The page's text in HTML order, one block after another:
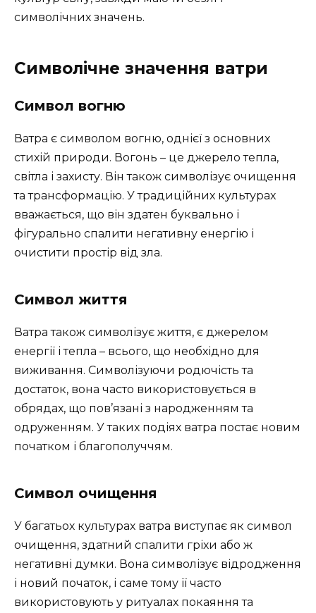
символічних значень.
Символічне значення ватри
Символ вогню
Ватра є символом вогню, однієї з основних
стихій природи. Вогонь – це джерело тепла,
світла і захисту. Він також символізує очищення
та трансформацію. У традиційних культурах
вважається, що він здатен буквально і
фігурально спалити негативну енергію і
очистити простір від зла.
Символ життя
Ватра також символізує життя, є джерелом
енергії і тепла – всього, що необхідно для
виживання. Символізуючи родючість та
достаток, вона часто використовується в
обрядах, що пов’язані з народженням та
одруженням. У таких подіях ватра постає новим
початком і благополуччям.
Символ очищення
У багатьох культурах ватра виступає як символ
очищення, здатний спалити гріхи або ж
негативні думки. Вона символізує відродження
і новий початок, і саме тому її часто
використовують у ритуалах покаяння та